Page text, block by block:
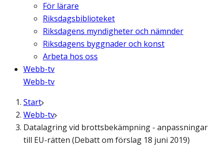
För lärare
Riksdagsbiblioteket
Riksdagens myndigheter och nämnder
Riksdagens byggnader och konst
Arbeta hos oss
Webb-tv
Webb-tv
Start
Webb-tv
Datalagring vid brottsbekämpning - anpassningar
till EU-rätten (Debatt om förslag 18 juni 2019)